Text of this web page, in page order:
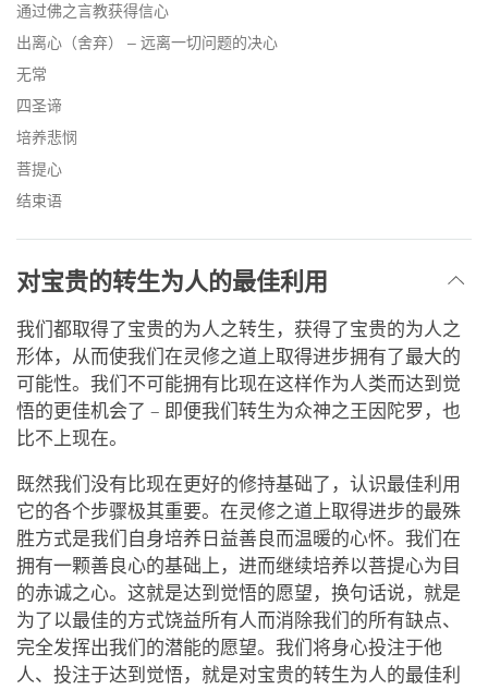
通过佛之言教获得信心
出离心（舍弃） – 远离一切问题的决心
无常
四圣谛
培养悲悯
菩提心
结束语
对宝贵的转生为人的最佳利用
我们都取得了宝贵的为人之转生，获得了宝贵的为人之
形体，从而使我们在灵修之道上取得进步拥有了最大的
可能性。我们不可能拥有比现在这样作为人类而达到觉
悟的更佳机会了 – 即便我们转生为众神之王因陀罗，也
比不上现在。
既然我们没有比现在更好的修持基础了，认识最佳利用
它的各个步骤极其重要。在灵修之道上取得进步的最殊
胜方式是我们自身培养日益善良而温暖的心怀。我们在
拥有一颗善良心的基础上，进而继续培养以菩提心为目
的赤诚之心。这就是达到觉悟的愿望，换句话说，就是
为了以最佳的方式饶益所有人而消除我们的所有缺点、
完全发挥出我们的潜能的愿望。我们将身心投注于他
人、投注于达到觉悟，就是对宝贵的转生为人的最佳利